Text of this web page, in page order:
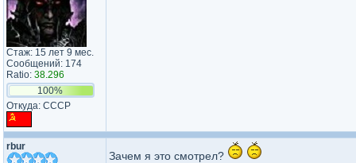
Стаж: 15 лет 9 мес.
Сообщений: 174
Ratio: 38.296
100%
Откуда: CCCP
rbur
Зачем я это смотрел?